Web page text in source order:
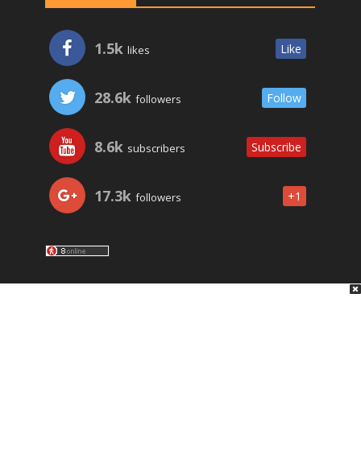
1.5k likes Like
28.6k followers Follow
8.6k subscribers Subscribe
17.3k followers +1